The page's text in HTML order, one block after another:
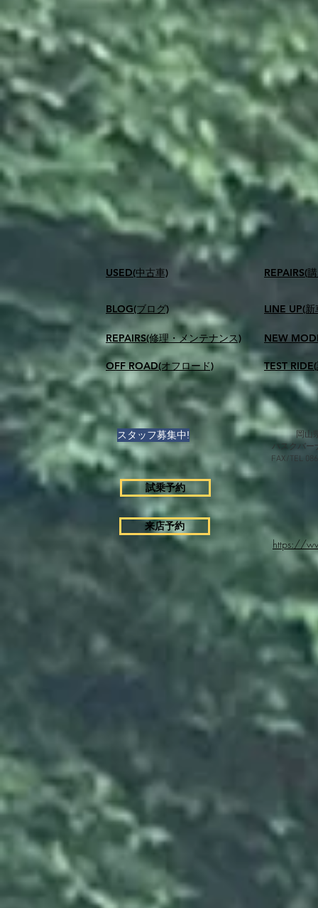
USED(中古車)
BLOG(ブログ)
REPAIRS(修理・メンテナンス)
OFF ROAD(オフロード)
​REPAIRS(
LINE UP(
NEW
TEST
スタッフ募集中!
試乗予約
来店予約
岡山
ハスクバー
FAX/TEL
https://